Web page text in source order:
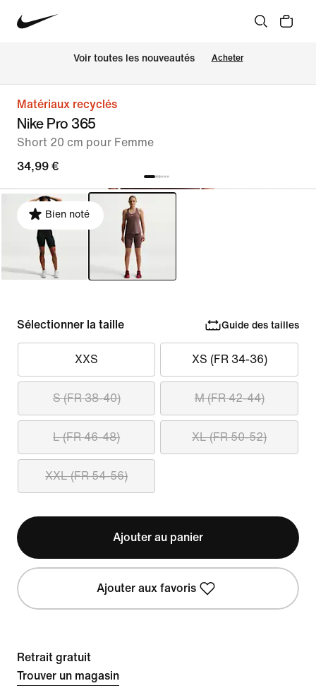
Voir toutes les nouveautés Acheter
Matériaux recyclés
Nike Pro 365
Short 20 cm pour Femme
34,99 €
Bien noté
Sélectionner la taille Guide des tailles
XXS XS (FR 34-36)
S (FR 38-40) M (FR 42-44)
L (FR 46-48) XL (FR 50-52)
XXL (FR 54-56)
Ajouter au panier
Ajouter aux favoris
Retrait gratuit
Trouver un magasin